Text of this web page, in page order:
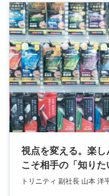
視点を変える。楽
こそ相手の「知り
トリニティ 副社長 山本 洋